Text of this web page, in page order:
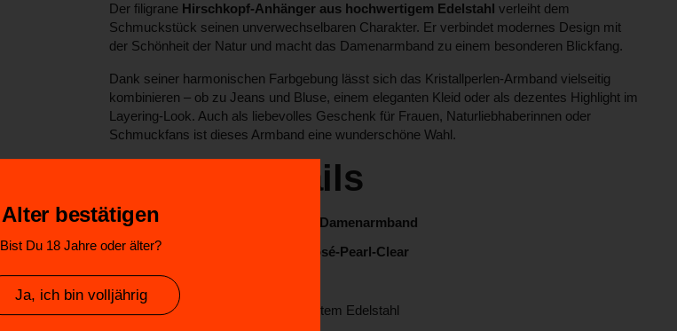
Der filigrane Hirschkopf-Anhänger aus hochwertigem Edelstahl verleiht dem
Schmuckstück seinen unverwechselbaren Charakter. Er verbindet modernes Design mit
der Schönheit der Natur und macht das Damenarmband zu einem besonderen Blickfang.
Dank seiner harmonischen Farbgebung lässt sich das Kristallperlen-Armband vielseitig
kombinieren – ob zu Jeans und Bluse, einem eleganten Kleid oder als dezentes Highlight im
Layering-Look. Auch als liebevolles Geschenk für Frauen, Naturliebhaberinnen oder
Schmuckfans ist dieses Armband eine wunderschöne Wahl.
Produktdetails
Original
WALDDESIGNERIN® Damenarmband
Hochwertige Kristallperlen in
Rosé-Pearl-Clear
Perlengröße:
Hirschkopf-Anhänger aus robustem Edelstahl
Alter bestätigen
Bist Du 18 Jahre oder älter?
Ja, ich bin volljährig